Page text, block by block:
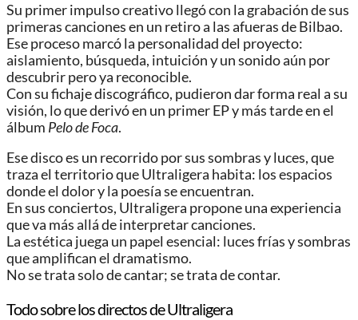
Su primer impulso creativo llegó con la grabación de sus
primeras canciones en un retiro a las afueras de Bilbao.
Ese proceso marcó la personalidad del proyecto:
aislamiento, búsqueda, intuición y un sonido aún por
descubrir pero ya reconocible.
Con su fichaje discográfico, pudieron dar forma real a su
visión, lo que derivó en un primer EP y más tarde en el
álbum Pelo de Foca.
Ese disco es un recorrido por sus sombras y luces, que
traza el territorio que Ultraligera habita: los espacios
donde el dolor y la poesía se encuentran.
En sus conciertos, Ultraligera propone una experiencia
que va más allá de interpretar canciones.
La estética juega un papel esencial: luces frías y sombras
que amplifican el dramatismo.
No se trata solo de cantar; se trata de contar.
Todo sobre los directos de Ultraligera